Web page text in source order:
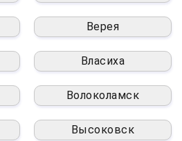
Верея
Власиха
Волоколамск
Высоковск